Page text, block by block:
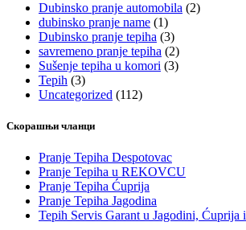
Dubinsko pranje automobila (2)
dubinsko pranje name (1)
Dubinsko pranje tepiha (3)
savremeno pranje tepiha (2)
Sušenje tepiha u komori (3)
Tepih (3)
Uncategorized (112)
Скорашњи чланци
Pranje Tepiha Despotovac
Pranje Tepiha u REKOVCU
Pranje Tepiha Ćuprija
Pranje Tepiha Jagodina
Tepih Servis Garant u Jagodini, Ćuprija